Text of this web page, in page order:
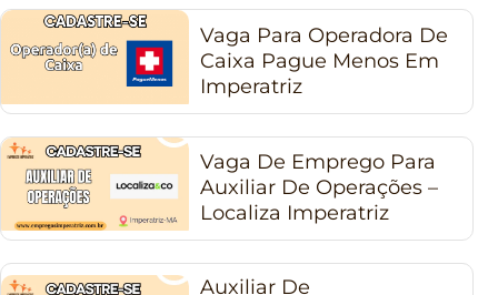
Vaga Para Operadora De
Caixa Pague Menos Em
Imperatriz
Vaga De Emprego Para
Auxiliar De Operações –
Localiza Imperatriz
Auxiliar De